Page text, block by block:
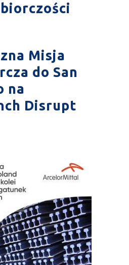
Misja
do San
na
Disrupt